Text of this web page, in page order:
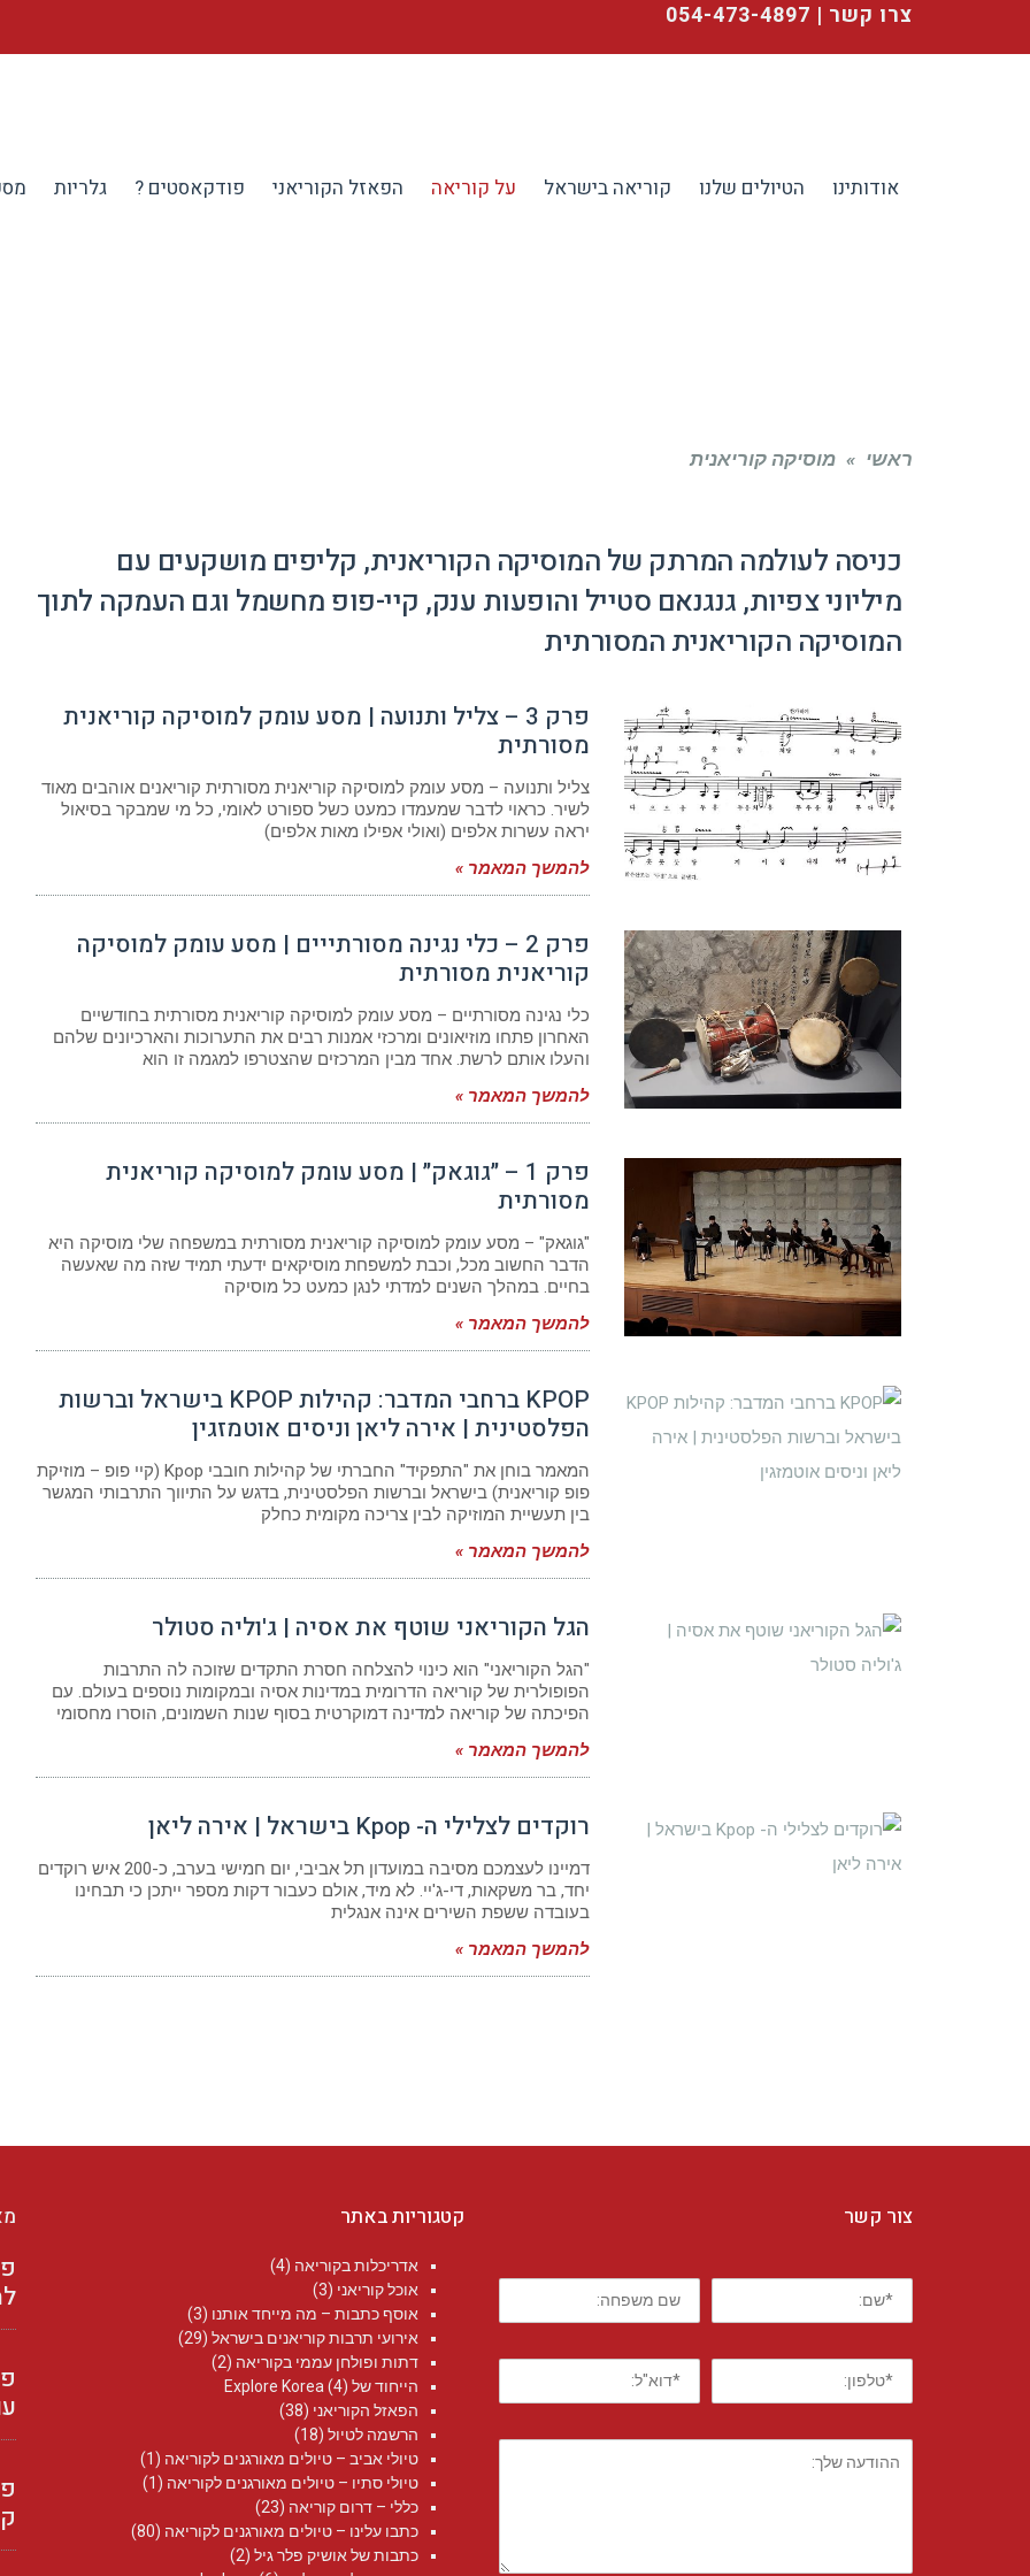
צרו קשר | 054-473-4897
אודותינו הטיולים שלנו קוריאה בישראל על קוריאה הפאזל הקוריאני פודקאסטים ? גלריות
ראשי » מוסיקה קוריאנית
כניסה לעולמה המרתק של המוסיקה הקוריאנית, קליפים מושקעים עם
מיליוני צפיות, גנגנאם סטייל והופעות ענק, קיי-פופ מחשמל וגם העמקה לתוך
המוסיקה הקוריאנית המסורתית
פרק 3 – צליל ותנועה | מסע עומק למוסיקה קוריאנית
מסורתית
צליל ותנועה – מסע עומק למוסיקה קוריאנית מסורתית קוריאנים אוהבים מאוד
לשיר. כראוי לדבר שמעמדו כמעט כשל ספורט לאומי, כל מי שמבקר בסיאול
יראה עשרות אלפים (ואולי אפילו מאות אלפים)
להמשך המאמר »
פרק 2 – כלי נגינה מסורתייים | מסע עומק למוסיקה
קוריאנית מסורתית
כלי נגינה מסורתיים – מסע עומק למוסיקה קוריאנית מסורתית בחודשיים
האחרון פתחו מוזיאונים ומרכזי אמנות רבים את התערוכות והארכיונים שלהם
והעלו אותם לרשת. אחד מבין המרכזים שהצטרפו למגמה זו הוא
להמשך המאמר »
פרק 1 – ״גוגאק״ | מסע עומק למוסיקה קוריאנית
מסורתית
"גוגאק" – מסע עומק למוסיקה קוריאנית מסורתית במשפחה שלי מוסיקה היא
הדבר החשוב מכל, וכבת למשפחת מוסיקאים ידעתי תמיד שזה מה שאעשה
בחיים. במהלך השנים למדתי לנגן כמעט כל מוסיקה
להמשך המאמר »
KPOP ברחבי המדבר: קהילות KPOP בישראל וברשות
הפלסטינית | אירה ליאן וניסים אוטמזגין
המאמר בוחן את "התפקיד" החברתי של קהילות חובבי Kpop (קיי פופ – מוזיקת
פופ קוריאנית) בישראל וברשות הפלסטינית, בדגש על התיווך התרבותי המגשר
בין תעשיית המוזיקה לבין צריכה מקומית כחלק
להמשך המאמר »
הגל הקוריאני שוטף את אסיה | ג'וליה סטולר
"הגל הקוריאני" הוא כינוי להצלחה חסרת התקדים שזוכה לה התרבות
הפופולרית של קוריאה הדרומית במדינות אסיה ובמקומות נוספים בעולם. עם
הפיכתה של קוריאה למדינה דמוקרטית בסוף שנות השמונים, הוסרו מחסומי
להמשך המאמר »
רוקדים לצלילי ה- Kpop בישראל | אירה ליאן
דמיינו לעצמכם מסיבה במועדון תל אביבי, יום חמישי בערב, כ-200 איש רוקדים
יחד, בר משקאות, די-ג'יי. לא מיד, אולם כעבור דקות מספר ייתכן כי תבחינו
בעובדה ששפת השירים אינה אנגלית
להמשך המאמר »
צור קשר קטגוריות באתר
אדריכלות בקוריאה (4)
אוכל קוריאני (3)
אוסף כתבות – מה מייחד אותנו (3)
אירועי תרבות קוריאנים בישראל (29)
דתות ופולחן עממי בקוריאה (2)
הייחוד של Explore Korea (4)
הפאזל הקוריאני (38)
הרשמה לטיול (18)
טיולי אביב – טיולים מאורגנים לקוריאה (1)
טיולי סתיו – טיולים מאורגנים לקוריאה (1)
כללי – דרום קוריאה (23)
כתבו עלינו – טיולים מאורגנים לקוריאה (80)
כתבות של אושיק פלר גיל (2)